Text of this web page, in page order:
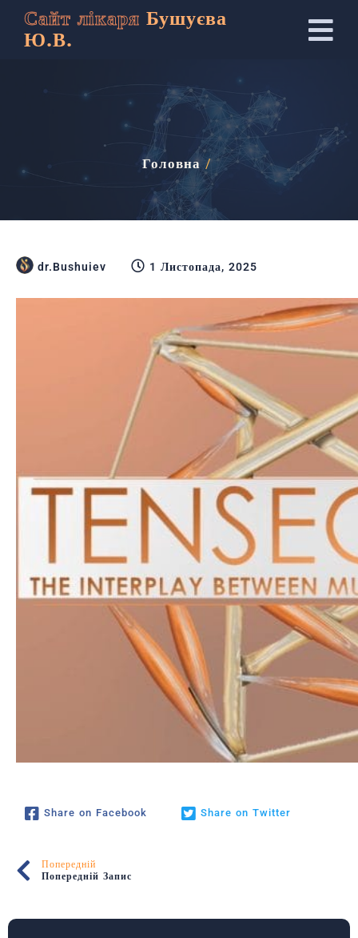
Сайт лікаря Бушуєва
Ю.В.
Головна /
dr.Bushuiev 1 Листопада, 2025
Share on Facebook Share on Twitter
Попередній
Попередній Запис